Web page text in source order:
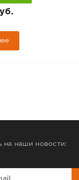
на наши новости: